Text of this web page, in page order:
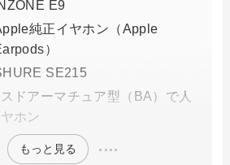
E9
純正イヤホン（Apple
）
SE215
ドアーマチュア型（BA）で人
ホン
もっと見る